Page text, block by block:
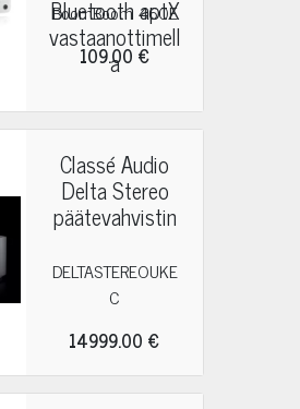
Bluetooth aptX
vastaanottimell
a
BoomBoom 460E
109.00 €
Classé Audio
Delta Stereo
päätevahvistin
DELTASTEREOUKE
C
14999.00 €